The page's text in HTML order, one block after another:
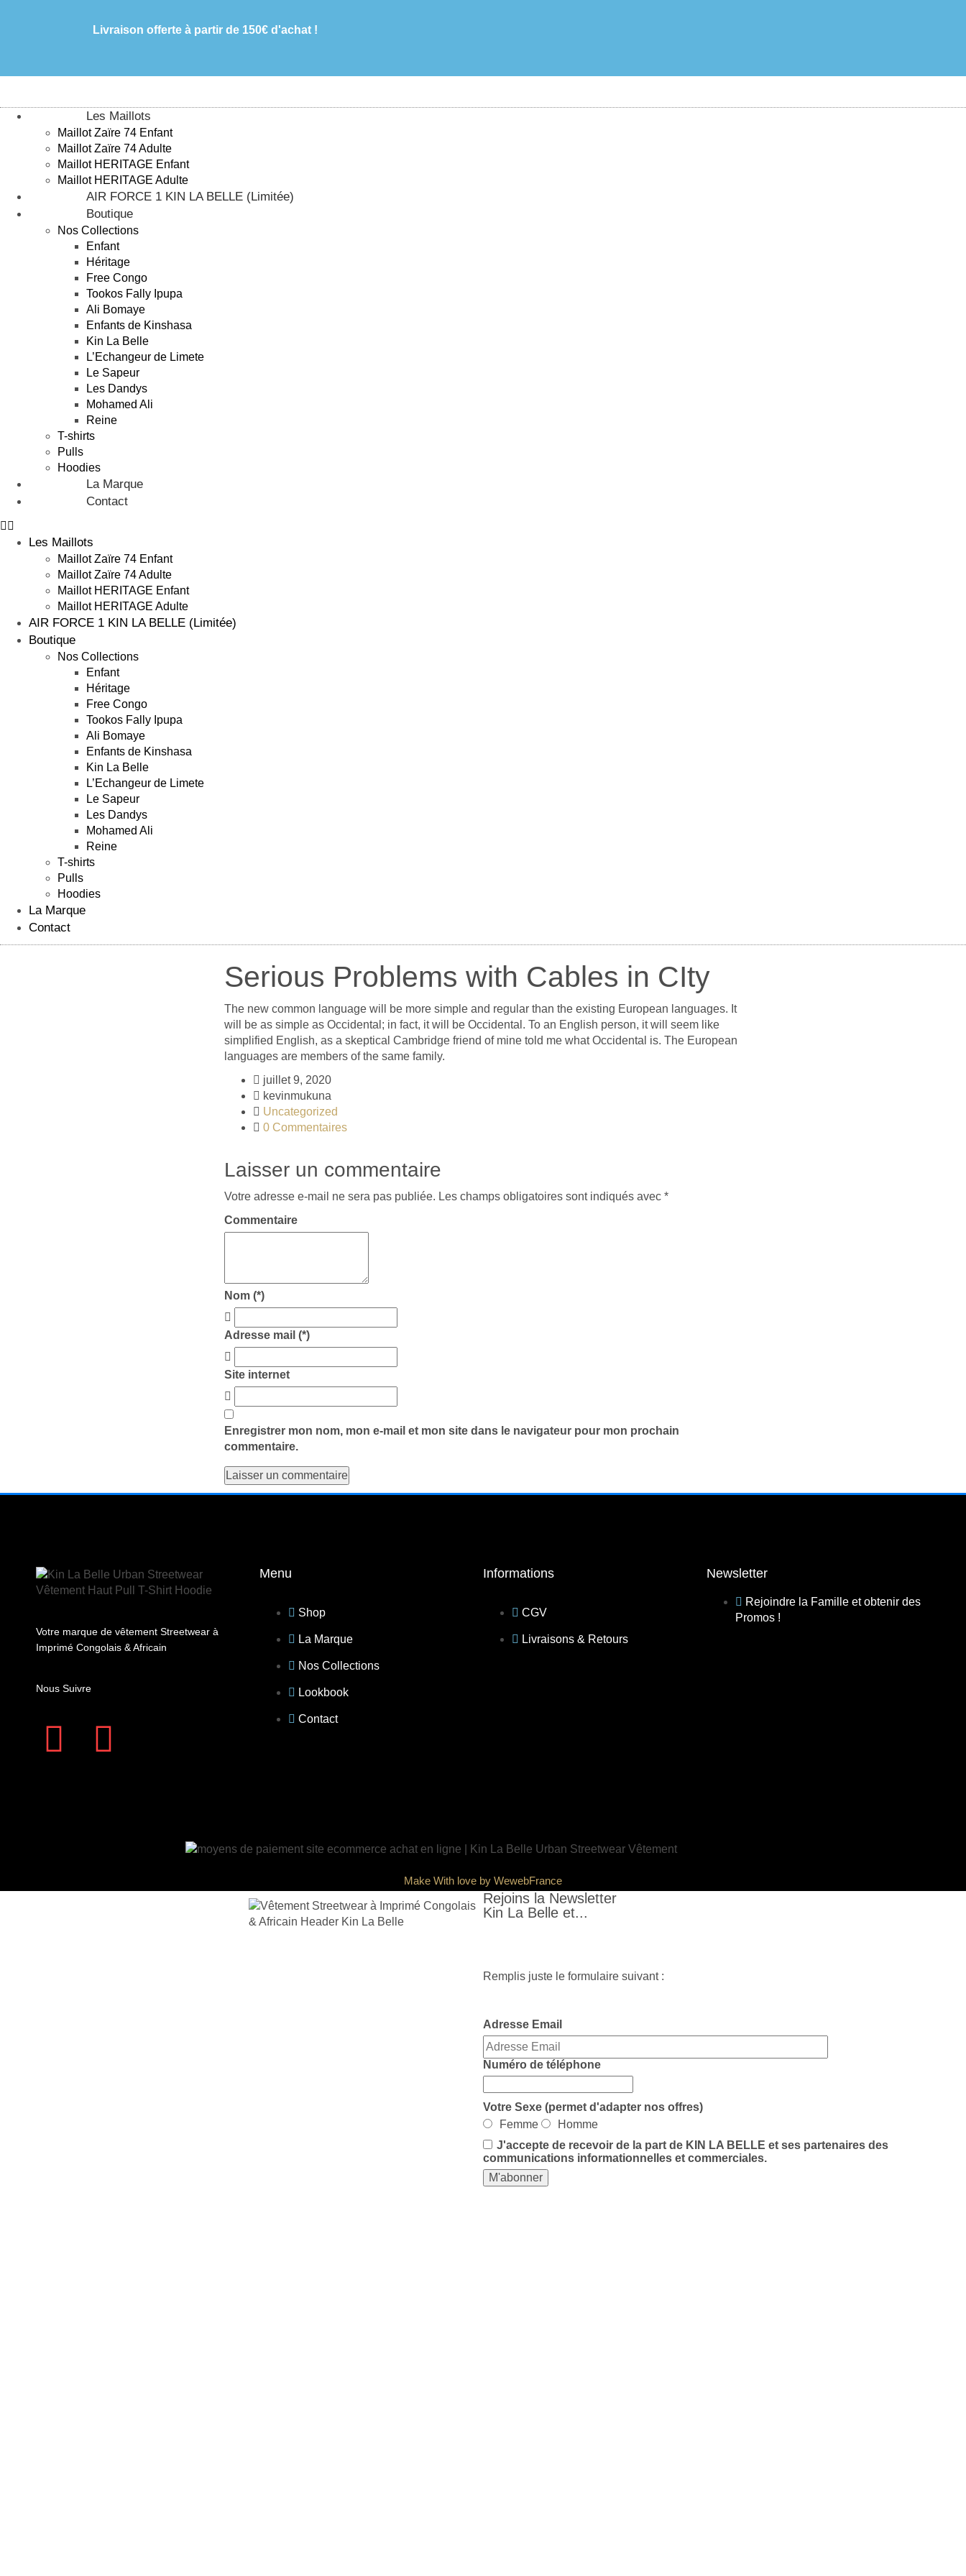
Livraison offerte à partir de 150€ d'achat !
Les Maillots
Maillot Zaïre 74 Enfant
Maillot Zaïre 74 Adulte
Maillot HERITAGE Enfant
Maillot HERITAGE Adulte
AIR FORCE 1 KIN LA BELLE (Limitée)
Boutique
Nos Collections
Enfant
Héritage
Free Congo
Tookos Fally Ipupa
Ali Bomaye
Enfants de Kinshasa
Kin La Belle
L’Echangeur de Limete
Le Sapeur
Les Dandys
Mohamed Ali
Reine
T-shirts
Pulls
Hoodies
La Marque
Contact
Les Maillots
Maillot Zaïre 74 Enfant
Maillot Zaïre 74 Adulte
Maillot HERITAGE Enfant
Maillot HERITAGE Adulte
AIR FORCE 1 KIN LA BELLE (Limitée)
Boutique
Nos Collections
Enfant
Héritage
Free Congo
Tookos Fally Ipupa
Ali Bomaye
Enfants de Kinshasa
Kin La Belle
L’Echangeur de Limete
Le Sapeur
Les Dandys
Mohamed Ali
Reine
T-shirts
Pulls
Hoodies
La Marque
Contact
Serious Problems with Cables in CIty
The new common language will be more simple and regular than the existing European languages. It
will be as simple as Occidental; in fact, it will be Occidental. To an English person, it will seem like
simplified English, as a skeptical Cambridge friend of mine told me what Occidental is. The European
languages are members of the same family.
juillet 9, 2020
kevinmukuna
Uncategorized
0 Commentaires
Laisser un commentaire
Votre adresse e-mail ne sera pas publiée. Les champs obligatoires sont indiqués avec *
Commentaire
Nom (*)
Adresse mail (*)
Site internet
Enregistrer mon nom, mon e-mail et mon site dans le navigateur pour mon prochain
commentaire.
Votre marque de vêtement Streetwear à
Imprimé Congolais & Africain
Nous Suivre
Menu
Shop
La Marque
Nos Collections
Lookbook
Contact
Informations
CGV
Livraisons & Retours
Newsletter
Rejoindre la Famille et obtenir des
Promos !
Make With love by WewebFrance
Rejoins la Newsletter
Kin La Belle et...
Remplis juste le formulaire suivant :
Adresse Email
Numéro de téléphone
Votre Sexe (permet d'adapter nos offres)
Femme
Homme
J'accepte de recevoir de la part de KIN LA BELLE et ses partenaires des
communications informationnelles et commerciales.